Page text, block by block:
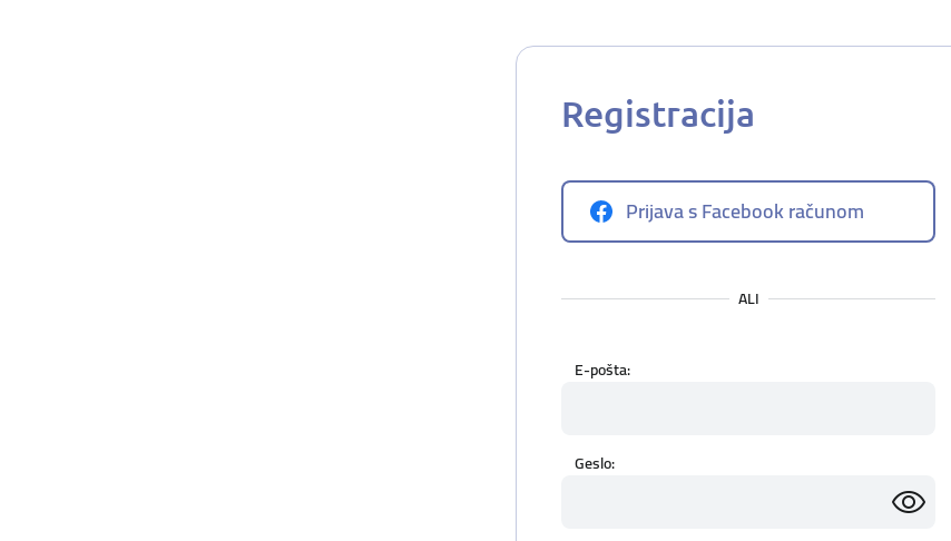
Registracija
Prijava s Facebook računom
ALI
E-pošta:
Geslo: